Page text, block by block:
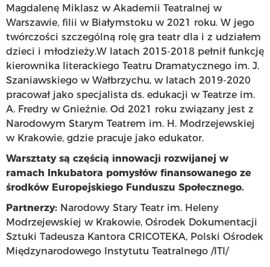
Magdalenę Miklasz w Akademii Teatralnej w
Warszawie, filii w Białymstoku w 2021 roku. W jego
twórczości szczególną rolę gra teatr dla i z udziałem
dzieci i młodzieży.W latach 2015-2018 pełnił funkcję
kierownika literackiego Teatru Dramatycznego im. J.
Szaniawskiego w Wałbrzychu, w latach 2019-2020
pracował jako specjalista ds. edukacji w Teatrze im.
A. Fredry w Gnieźnie. Od 2021 roku związany jest z
Narodowym Starym Teatrem im. H. Modrzejewskiej
w Krakowie, gdzie pracuje jako edukator.
Warsztaty są częścią innowacji rozwijanej w
ramach Inkubatora pomysłów finansowanego ze
środków Europejskiego Funduszu Społecznego.
Partnerzy: Narodowy Stary Teatr im. Heleny
Modrzejewskiej w Krakowie, Ośrodek Dokumentacji
Sztuki Tadeusza Kantora CRICOTEKA, Polski Ośrodek
Międzynarodowego Instytutu Teatralnego /ITI/